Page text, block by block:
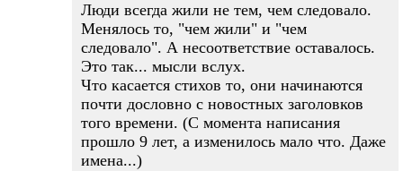
Люди всегда жили не тем, чем следовало.
Менялось то, "чем жили" и "чем
следовало". А несоответствие оставалось.
Это так... мысли вслух.
Что касается стихов то, они начинаются
почти дословно с новостных заголовков
того времени. (С момента написания
прошло 9 лет, а изменилось мало что. Даже
имена...)